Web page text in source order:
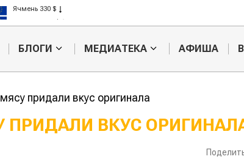
Кукуруза 301 $
Рис 408 $
БЛОГИ МЕДИАТЕКА АФИША
придали вкус оригинала
ПРИДАЛИ ВКУС
Казахстан по темпам